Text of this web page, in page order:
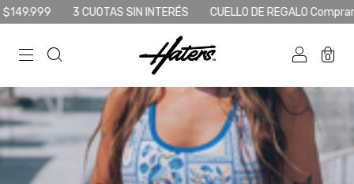
3 CUOTAS SIN INTERÉS CUELLO DE REGALO Comprando 6 o
0